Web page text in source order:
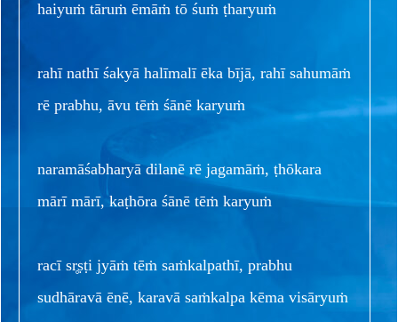
haiyuṁ tāruṁ ēmāṁ tō śuṁ ṭharyuṁ
rahī nathī śakyā halīmalī ēka bījā, rahī sahumāṁ
rē prabhu, āvu tēṁ śānē karyuṁ
naramāśabharyā dilanē rē jagamāṁ, ṭhōkara
mārī mārī, kaṭhōra śānē tēṁ karyuṁ
racī sr̥ṣṭi jyāṁ tēṁ saṁkalpathī, prabhu
sudhāravā ēnē, karavā saṁkalpa kēma visāryuṁ